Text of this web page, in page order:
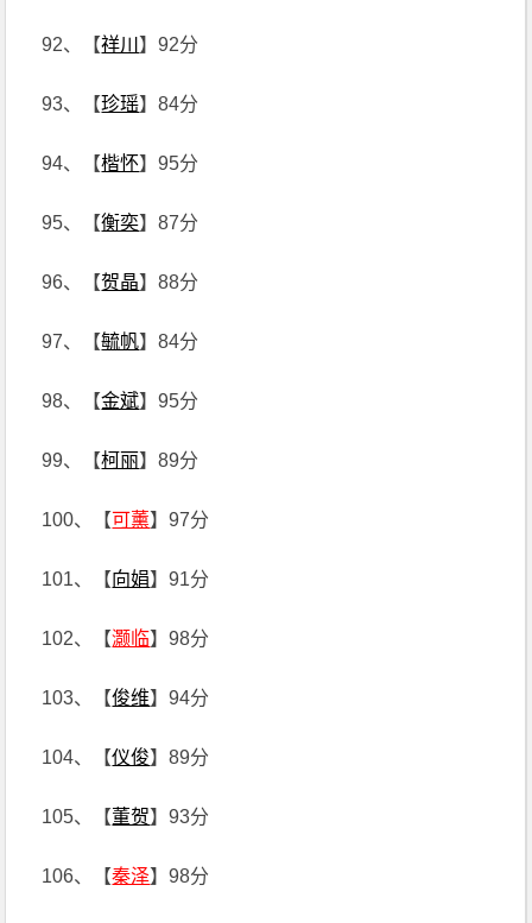
92、【祥川 】92分
93、【珍瑶】84分
94、【楷怀】95分
95、【衡奕】87分
96、【贺晶】88分
97、【毓帆】84分
98、【金斌】95分
99、【柯丽】89分
100、【可薰】97分
101、【向娟】91分
102、【灏临】98分
103、【俊维】94分
104、【仪俊】89分
105、【董贺】93分
106、【秦泽】98分